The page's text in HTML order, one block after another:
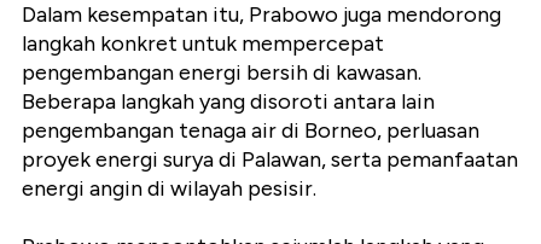
Dalam kesempatan itu, Prabowo juga mendorong
langkah konkret untuk mempercepat
pengembangan energi bersih di kawasan.
Beberapa langkah yang disoroti antara lain
pengembangan tenaga air di Borneo, perluasan
proyek energi surya di Palawan, serta pemanfaatan
energi angin di wilayah pesisir.